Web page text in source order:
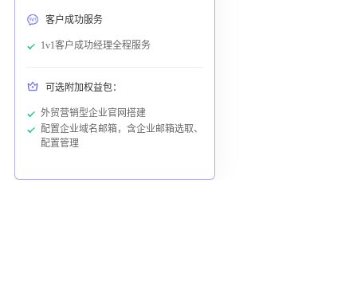
客户成功服务
1v1客户成功经理全程服务
可选附加权益包：
外贸营销型企业官网搭建
配置企业域名邮箱，含企业邮箱选取、
配置管理